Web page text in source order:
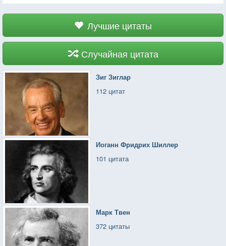
Лучшие цитаты
Случайная цитата
Зиг Зиглар
112 цитат
Иоганн Фридрих Шиллер
101 цитата
Марк Твен
372 цитаты